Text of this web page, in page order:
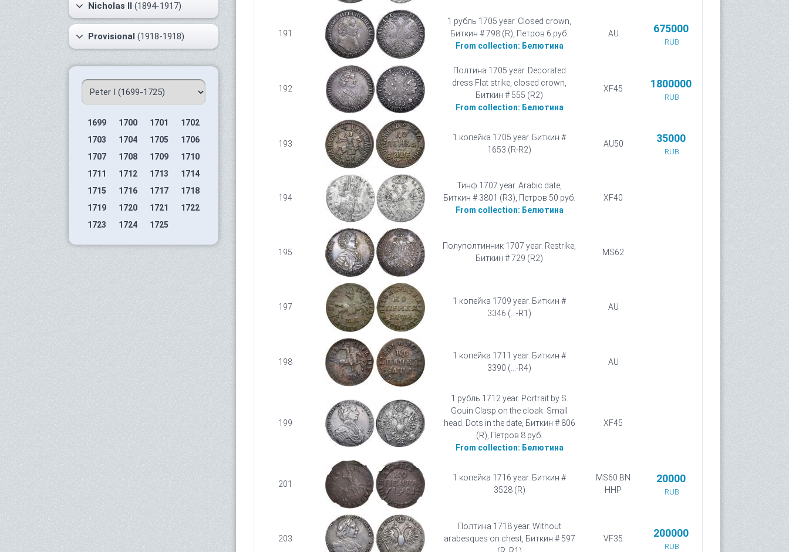
Nicholas II (1894-1917)
Provisional (1918-1918)
1699 1700 1701
1702
1703
1704 1705
1706
1707
1708 1709
1710
1711
1712 1713
1714
1715
1716 1717
1718
1719
1720 1721
1722
1723
1724 1725
191
1 рубль 1705 year. Closed crown,
Биткин # 798 (R), Петров 6 руб.
From collection: Белютина
AU 675000
RUB
192
Полтина 1705 year. Decorated
dress Flat strike, closed crown,
Биткин # 555 (R2)
From collection: Белютина
XF45 1800000
RUB
193
1 копейка 1705 year. Биткин #
1653 (R-R2)
AU50 35000
RUB
194
Тинф 1707 year. Arabic date,
Биткин # 3801 (R3), Петров 50 руб.
From collection: Белютина
XF40
195
Полуполтинник 1707 year. Restrike,
Биткин # 729 (R2)
MS62
197
1 копейка 1709 year. Биткин #
3346 (...-R1)
AU
198
1 копейка 1711 year. Биткин #
3390 (...-R4)
AU
199
1 рубль 1712 year. Portrait by S.
Gouin Clasp on the cloak. Small
head. Dots in the date, Биткин # 806
(R), Петров 8 руб.
From collection: Белютина
XF45
201
1 копейка 1716 year. Биткин #
3528 (R)
MS60 BN
HHP
20000
RUB
203
Полтина 1718 year. Without
arabesques on chest, Биткин # 597
VF35 200000
RUB